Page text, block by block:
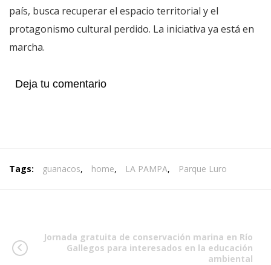
país, busca recuperar el espacio territorial y el
protagonismo cultural perdido. La iniciativa ya está en
marcha.
Deja tu comentario
Tags: guanacos, home, LA PAMPA, Parque Luro
Jornada gratuita de conservación marina en Río
Gallegos para interesados en la educación
ambiental